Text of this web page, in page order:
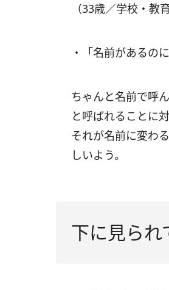
（33歳／学校・教
・「名前があるの
ちゃんと名前で呼
と呼ばれることに
それが名前に変わ
しいよう。
下に見られ